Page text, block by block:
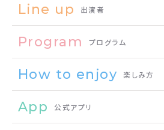
Line up 出演者
Program プログラム
How to enjoy 楽しみ方
App 公式アプリ